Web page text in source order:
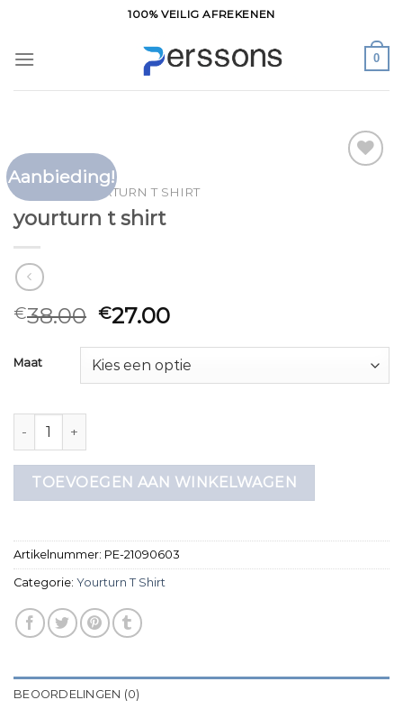
inhoud
100% VEILIG AFREKENEN
0
Aanbieding!
HOME YOURTURN T SHIRT
yourturn t shirt
€38.00 €27.00
Maat
yourturn t shirt aantal
TOEVOEGEN AAN WINKELWAGEN
Artikelnummer: PE-21090603
Categorie: Yourturn T Shirt
BEOORDELINGEN (0)